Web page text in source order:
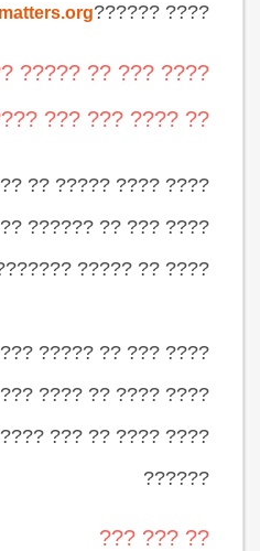
???? ??????
???? ???? ???????
???? ??? ??? ????
?? ???? ???? ???? ??
??? ?????? ?? ???
?? ????? ???????
???? ??????? ??
???? ?? ???? ??????
????? ????? ???????
??????
?? ??? ???